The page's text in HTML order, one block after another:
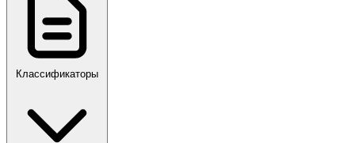
Классификаторы